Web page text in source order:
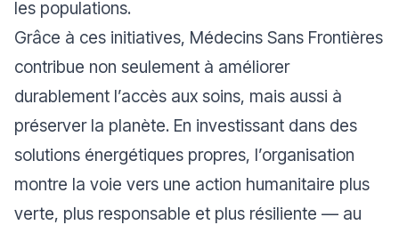
les populations.
Grâce à ces initiatives, Médecins Sans Frontières
contribue non seulement à améliorer
durablement l’accès aux soins, mais aussi à
préserver la planète. En investissant dans des
solutions énergétiques propres, l’organisation
montre la voie vers une action humanitaire plus
verte, plus responsable et plus résiliente — au